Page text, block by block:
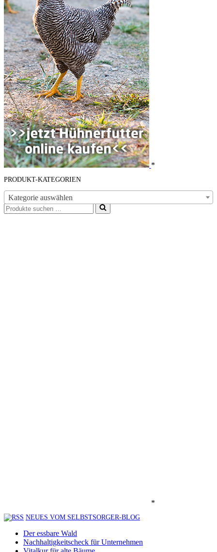
*
PRODUKT-KATEGORIEN
Kategorie auswählen
Suchen
nach …
*
NEUES VOM SELBSTSORGER-BLOG
Der essbare Wald
Nachhaltigkeitscheck für Unternehmen